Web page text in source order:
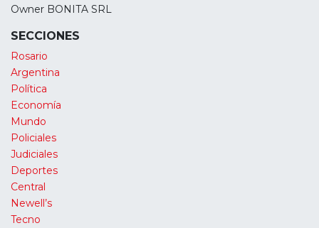
Owner BONITA SRL
SECCIONES
Rosario
Argentina
Política
Economía
Mundo
Policiales
Judiciales
Deportes
Central
Newell’s
Tecno